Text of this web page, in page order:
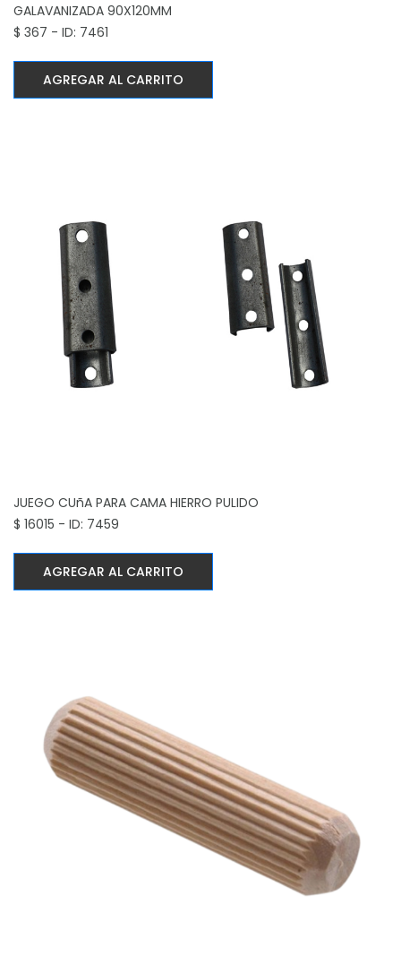
GALAVANIZADA 90X120MM
$ 367 - ID: 7461
AGREGAR AL CARRITO
JUEGO CUñA PARA CAMA HIERRO PULIDO
$ 16015 - ID: 7459
AGREGAR AL CARRITO